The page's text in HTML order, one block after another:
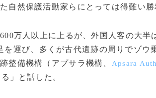
自然保護活動家らにとっては得難い勝
万人以上に上るが、外国人客の大半
を運び、多くが古代遺跡の周りでゾウ
整備機構（アプサラ機構、
Apsara
」と話した。